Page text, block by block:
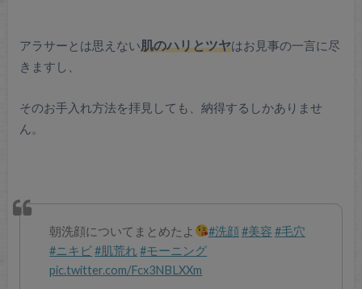
アラサーとは思えない肌のハリとツヤはお見事の一言に尽
きますし、
そのお手入れ方法を拝見しても、納得するしかありませ
ん。
朝洗顔についてまとめたよ #洗顔#美容 #毛穴
#ニキビ#肌荒れ#モーニング
pic.twitter.com/Fcx3NBLXXm